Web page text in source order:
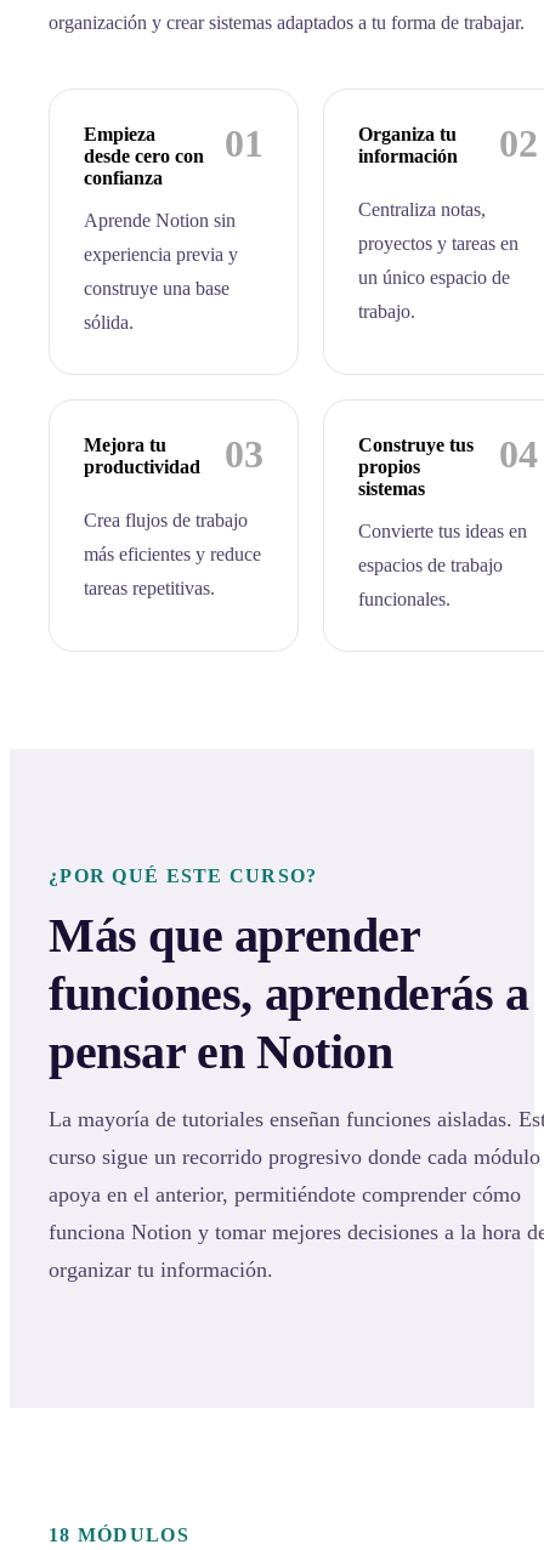
organización y crear sistemas adaptados a tu forma de trabajar.
01
Empieza
desde cero con
confianza
Aprende Notion sin
experiencia previa y
construye una base
sólida.
02
Organiza tu
información
Centraliza notas,
proyectos y tareas en
un único espacio de
trabajo.
03
Mejora tu
productividad
Crea flujos de trabajo
más eficientes y reduce
tareas repetitivas.
04
Construye tus
propios
sistemas
Convierte tus ideas en
espacios de trabajo
funcionales.
¿POR QUÉ ESTE CURSO?
Más que aprender
funciones, aprenderás a
pensar en Notion
La mayoría de tutoriales enseñan funciones aisladas.
curso sigue un recorrido progresivo donde cada módulo
apoya en el anterior, permitiéndote comprender cómo
funciona Notion y tomar mejores decisiones a la hora
organizar tu información.
18 MÓDULOS